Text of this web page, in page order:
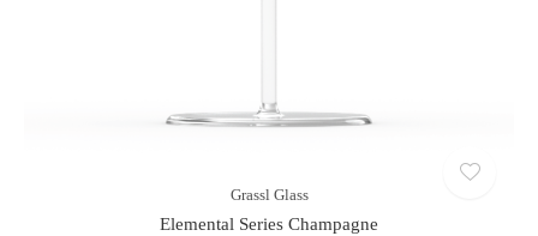
Grassl Glass
Elemental Series Champagne